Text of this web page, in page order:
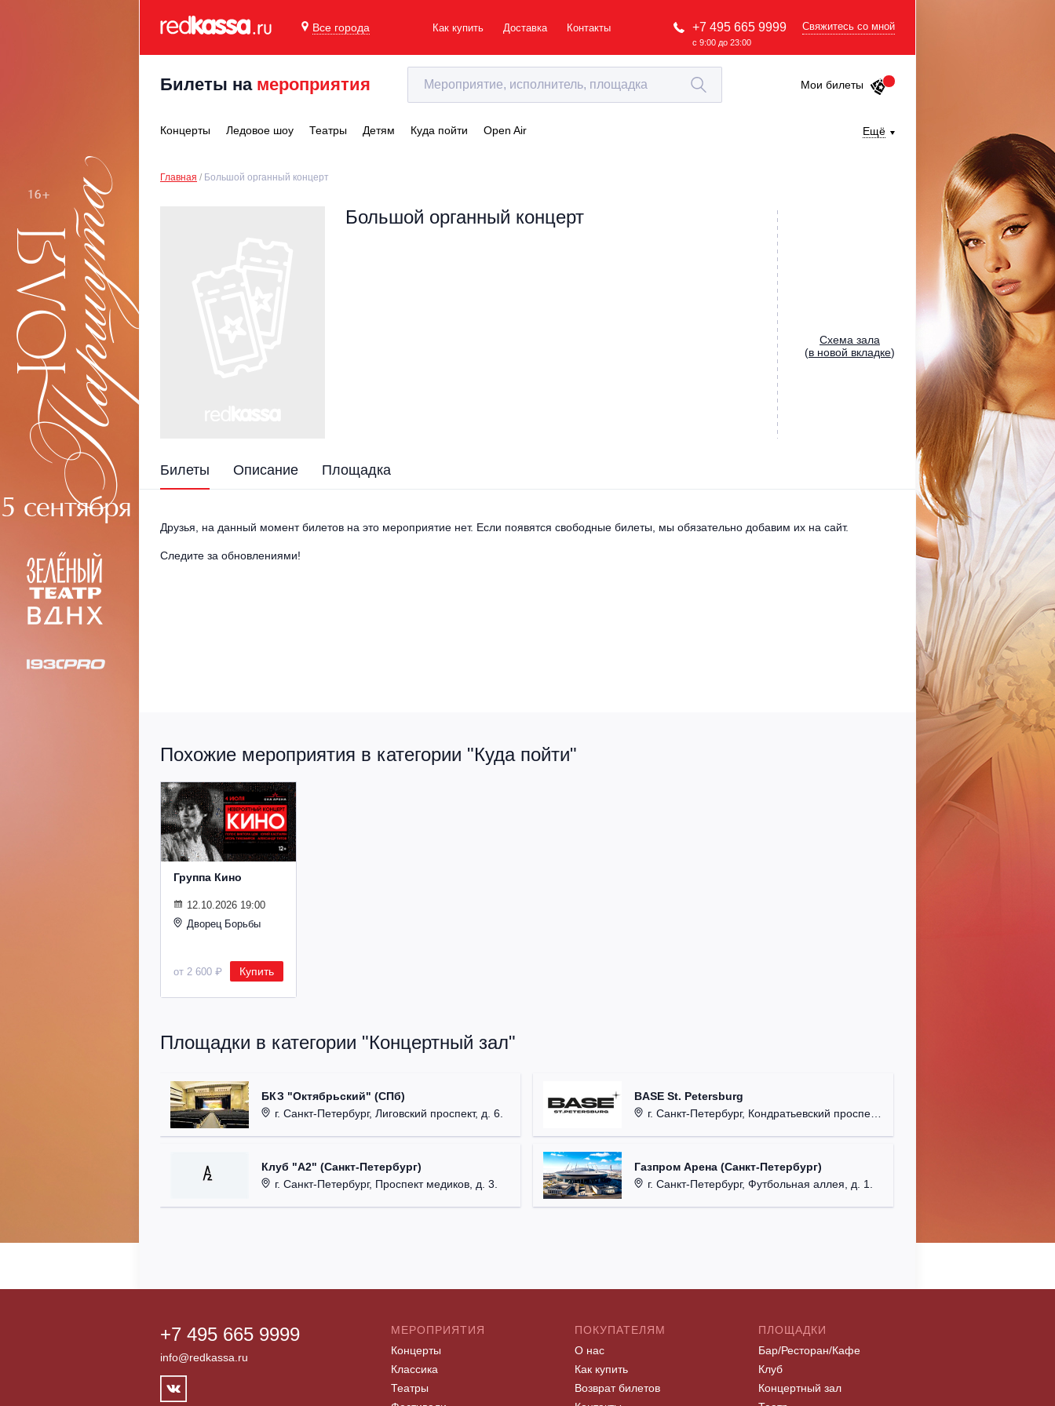
Все города Как купить Доставка Контакты +7 495 665 9999
с 9:00 до 23:00
Свяжитесь со мной
Билеты на мероприятия Мои билеты
Концерты Ледовое шоу Театры Детям Куда пойти Open Air Ещё
Главная Большой органный концерт
Большой органный концерт
Cхема зала
(в новой вкладке)
Билеты Описание Площадка
Друзья, на данный момент билетов на это мероприятие нет. Если появятся свободные билеты, мы обязательно добавим их на сайт.
Следите за обновлениями!
Похожие мероприятия в категории "Куда пойти"
Группа Кино
12.10.2026 19:00
Дворец Борьбы
от 2 600 ₽ Купить
Площадки в категории "Концертный зал"
БКЗ "Октябрьский" (СПб)
г. Санкт-Петербург, Лиговский проспект, д. 6.
Клуб "А2" (Санкт-Петербург)
г. Санкт-Петербург, Проспект медиков, д. 3.
BASE St. Petersburg
г. Санкт-Петербург, Кондратьевский проспект, д. 44.
Газпром Арена (Санкт-Петербург)
г. Санкт-Петербург, Футбольная аллея, д. 1.
+7 495 665 9999
info@redkassa.ru
МЕРОПРИЯТИЯ
Концерты
Классика
Театры
ПОКУПАТЕЛЯМ
О нас
Как купить
Возврат билетов
ПЛОЩАДКИ
Бар/Ресторан/Кафе
Клуб
Концертный зал